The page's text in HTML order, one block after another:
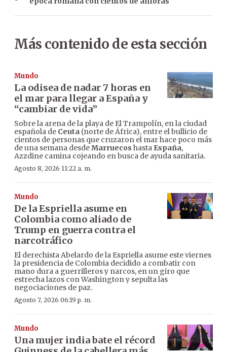
Más contenido de esta sección
Mundo
La odisea de nadar 7 horas en
el mar para llegar a España y
“cambiar de vida”
Sobre la arena de la playa de El Trampolín, en la ciudad
española de Ceuta (norte de África), entre el bullicio de
cientos de personas que cruzaron el mar hace poco más
de una semana desdeMarruecos hasta España,
Azzdine camina cojeando en busca de ayuda sanitaria.
Agosto 8, 2026 11:22 a. m.
Mundo
De la Espriella asume en
Colombia como aliado de
Trump en guerra contra el
narcotráfico
El derechista Abelardo de la Espriella asume este viernes
la presidencia de Colombia decidido a combatir con
mano dura a guerrilleros y narcos, en un giro que
estrecha lazos con Washington y sepulta las
negociaciones de paz.
Agosto 7, 2026 06:19 p. m.
Mundo
Una mujer india bate el récord